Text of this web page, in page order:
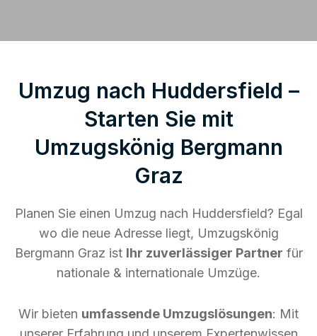
Umzug nach Huddersfield –
Starten Sie mit
Umzugskönig Bergmann
Graz
Planen Sie einen Umzug nach Huddersfield? Egal
wo die neue Adresse liegt, Umzugskönig
Bergmann Graz ist Ihr zuverlässiger Partner für
nationale & internationale Umzüge.
Wir bieten umfassende Umzugslösungen: Mit